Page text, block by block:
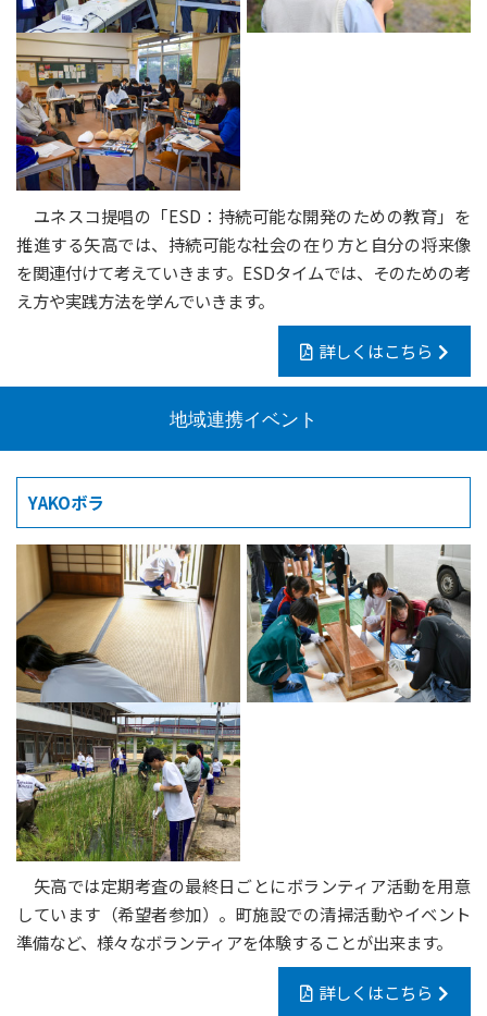
ユネスコ提唱の「ESD：持続可能な開発のための教育」を
推進する矢高では、持続可能な社会の在り方と自分の将来像
を関連付けて考えていきます。ESDタイムでは、そのための考
え方や実践方法を学んでいきます。
詳しくはこちら
地域連携イベント
YAKOボラ
矢高では定期考査の最終日ごとにボランティア活動を用意
しています（希望者参加）。町施設での清掃活動やイベント
準備など、様々なボランティアを体験することが出来ます。
詳しくはこちら